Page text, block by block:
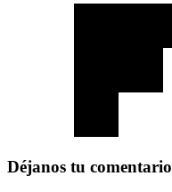
Déjanos tu comentario